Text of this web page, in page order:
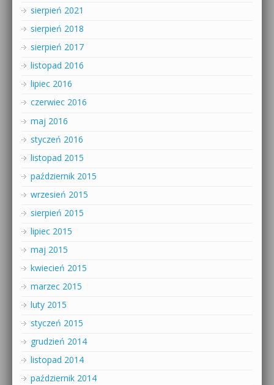
sierpień 2021
sierpień 2018
sierpień 2017
listopad 2016
lipiec 2016
czerwiec 2016
maj 2016
styczeń 2016
listopad 2015
październik 2015
wrzesień 2015
sierpień 2015
lipiec 2015
maj 2015
kwiecień 2015
marzec 2015
luty 2015
styczeń 2015
grudzień 2014
listopad 2014
październik 2014